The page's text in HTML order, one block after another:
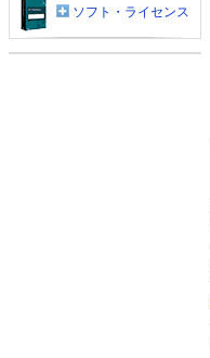
ソフト・ライセンス